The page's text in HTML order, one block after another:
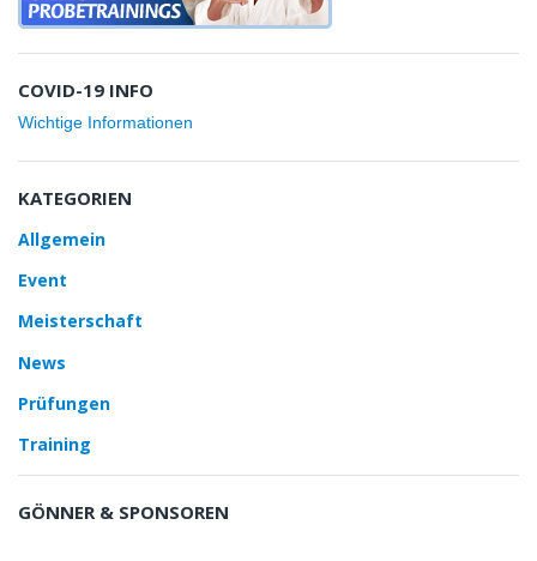
COVID-19 INFO
Wichtige Informationen
KATEGORIEN
Allgemein
Event
Meisterschaft
News
Prüfungen
Training
GÖNNER & SPONSOREN